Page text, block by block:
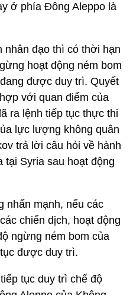
ở phía Đông Aleppo là
nhân đạo thì có thời hạn
hoạt động ném bom
được duy trì. Quyết
với quan điểm của
ra lệnh tiếp tục thực thi
lực lượng không quân
trả lời câu hỏi về hành
tại Syria sau hoạt động
nhấn mạnh, nếu các
chiến dịch, hoạt động
ngừng ném bom của
được duy trì.
tục duy trì chế độ